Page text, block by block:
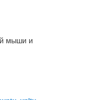
мыши и